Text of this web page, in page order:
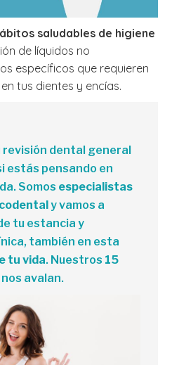
saludables de higiene
de líquidos no
específicos que requieren
tus dientes y encías.
revisión dental general
estás pensando en
Somos especialistas
y vamos a
tu estancia y
también en esta
tu vida. Nuestros 15
nos avalan.